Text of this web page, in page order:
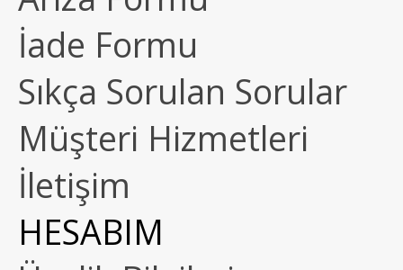
İade Formu
Sıkça Sorulan Sorular
Müşteri Hizmetleri
İletişim
HESABIM